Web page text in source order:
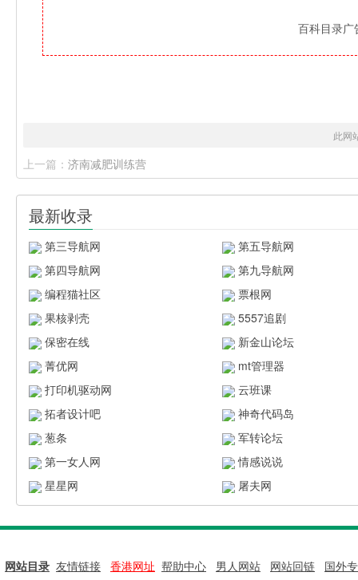
百科目录
此网
上一篇： 济南减肥训练营
最新收录
第三导航网
第五导航网
第四导航网
第九导航网
编程猫社区
票根网
果核剥壳
5557追剧
保密在线
新金山论坛
菁优网
mt管理器
打印机驱动网
云班课
拓者设计吧
神奇代码岛
葱条
军转论坛
第一女人网
情感说说
星星网
屠夫网
网站目录 友情链接 香港网址 帮助中心 男人网站 网站回链
国外